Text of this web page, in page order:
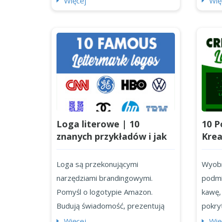
Loga literowe | 10
znanych przykładów i jak
zaprojektować własne dla
swojej firmy
Loga są przekonującymi
narzędziami brandingowymi.
Pomyśl o logotypie Amazon.
Budują świadomość, prezentują
osobowość Twojej firmy i
10
które